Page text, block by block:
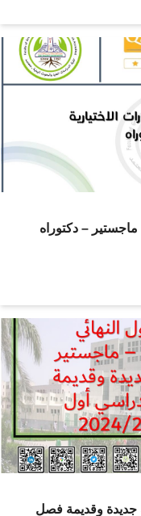
ماجستير – دكتوراه
جديدة وقديمة فصل